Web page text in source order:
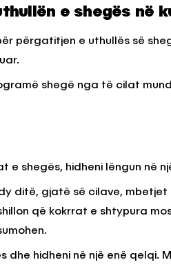
e shegës në
përgatitjen e uthullës së
shegë nga të cilat
e shegës, hidheni lëngun në
ditë, gjatë së cilave,
që kokrrat e shtypura
dhe hidheni në një enë qelqi.